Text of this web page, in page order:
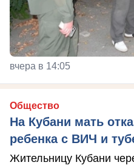
вчера в 14:05
Общество
На Кубани мать
ребенка с ВИЧ и
Жительницу Кубани